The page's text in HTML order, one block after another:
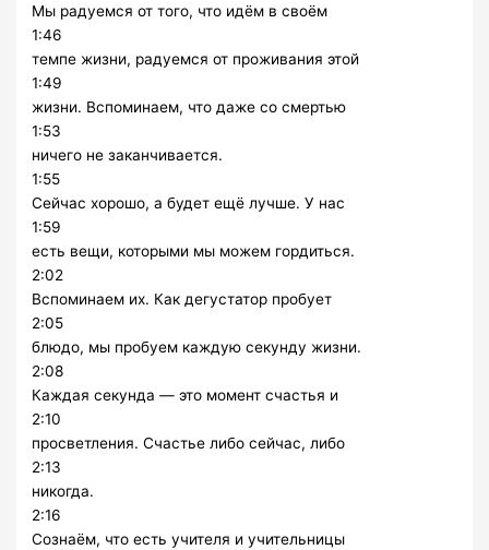
Мы радуемся от того, что идём в своём
1:46
темпе жизни, радуемся от проживания этой
1:49
жизни. Вспоминаем, что даже со смертью
1:53
ничего не заканчивается.
1:55
Сейчас хорошо, а будет ещё лучше. У нас
1:59
есть вещи, которыми мы можем гордиться.
2:02
Вспоминаем их. Как дегустатор пробует
2:05
блюдо, мы пробуем каждую секунду жизни.
2:08
Каждая секунда — это момент счастья и
2:10
просветления. Счастье либо сейчас, либо
2:13
никогда.
2:16
Сознаём, что есть учителя и учительницы